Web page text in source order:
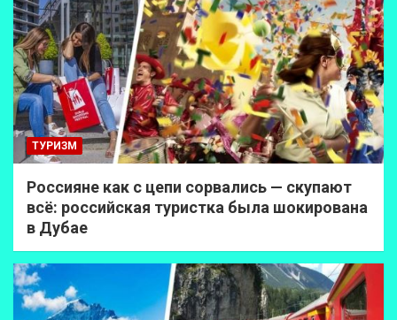
ТУРИЗМ
Россияне как с цепи сорвались — скупают
всё: российская туристка была шокирована
в Дубае